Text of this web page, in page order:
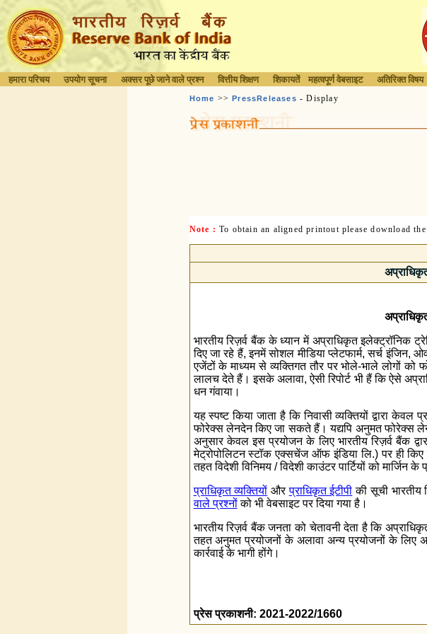
हमारा परिचय
उपयोग सूचना अक्सर पूछे जाने वाले प्रश्न वित्तीय शिक्षण शिकायतें महत्वपूर्ण वेबसाइट अतिरिक्त विषय
Home >>PressReleases - Display
Note : To obtain an aligned printout please download the
भारतीय रिज़र्व बैंक के ध्‍यान में अप्राधिकृत इलेक्ट्रॉनिक
दिए जा रहे हैं, इनमें सोशल मीडिया प्लेटफार्म, सर्च इंजिन,
एजेंटों के माध्यम से व्‍यक्तिगत तौर पर भोले-भाले लोगों
लालच देते हैं। इसके अलावा, ऐसी रिपोर्ट भी हैं कि ऐसे
धन गंवाया।
यह स्‍पष्‍ट किया जाता है कि निवासी व्‍यक्तियों द्वारा
फोरेक्‍स लेनदेन किए जा सकते हैं। यद्यपि अनुमत फोरेक्‍स
अनुसार केवल इस प्रयोजन के लिए भारतीय रिज़र्व बैंक
मेट्रोपोलिटन स्‍टॉक एक्‍सचेंज ऑफ इंडिया लि.) पर ही किए
तहत विदेशी विनिमय / विदेशी काउंटर पार्टियों को मार्जिन
प्राधिकृत व्‍यक्तियों औरप्राधिकृत ईटीपी की सूची भारतीय
वाले प्रश्‍नोंको भी वेबसाइट पर दिया गया है।
भारतीय रिज़र्व बैंक जनता को चेतावनी देता है कि
तहत अनुमत प्रयोजनों के अलावा अन्‍य प्रयोजनों के लिए
कार्रवाई के भागी होंगे।
प्रेस प्रकाशनी: 2021-2022/1660